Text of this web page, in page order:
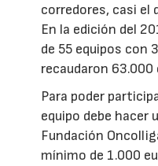
corredores, casi el
En la edición del
de 55 equipos con
recaudaron 63.000
Para poder
equipo debe hacer
Fundación
mínimo de 1.000